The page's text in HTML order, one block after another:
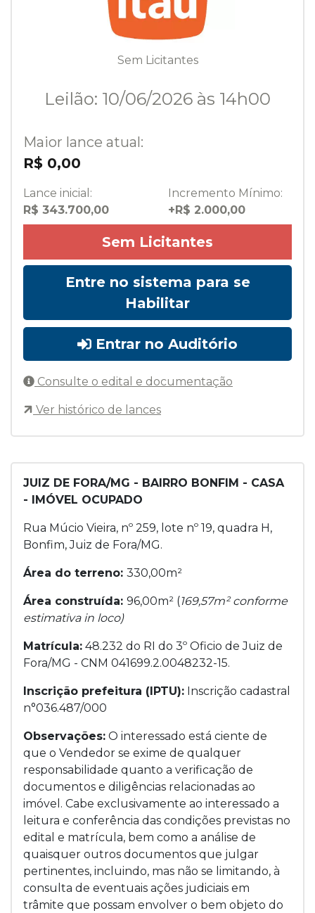
JUIZ DE FORA/MG - BAIRRO BONFIM - CASA
- IMÓVEL OCUPADO
Rua Múcio Vieira, nº 259, lote nº 19, quadra H,
Bonfim, Juiz de Fora/MG.
Área do terreno: 330,00m²
Área construída: 96,00m² (169,57m² conforme
estimativa in loco)
Matrícula: 48.232 do RI do 3º Oficio de Juiz de
Fora/MG - CNM 041699.2.0048232-15.
Inscrição prefeitura (IPTU): Inscrição cadastral
n°036.487/000
Observações: O interessado está ciente de
que o Vendedor se exime de qualquer
responsabilidade quanto a verificação de
documentos e diligências relacionadas ao
imóvel. Cabe exclusivamente ao interessado a
leitura e conferência das condições previstas no
edital e matrícula, bem como a análise de
quaisquer outros documentos que julgar
pertinentes, incluindo, mas não se limitando, à
consulta de eventuais ações judiciais em
trâmite que possam envolver o bem objeto do
Sem Licitantes
Leilão: 10/06/2026 às 14h00
Maior lance atual:
R$ 0,00
Lance inicial:
R$ 343.700,00
Incremento Mínimo:
+R$ 2.000,00
Sem Licitantes
Entre no sistema para se
Habilitar
Entrar no Auditório
Consulte o edital e documentação
Ver histórico de lances